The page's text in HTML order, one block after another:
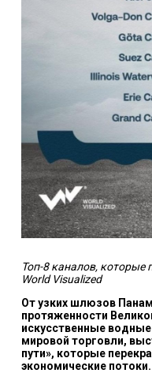
Топ-8 каналов, которые
World Visualized
От узких шлюзов
протяженности
искусственные
мировой торговли,
пути», которые
экономические потоки.